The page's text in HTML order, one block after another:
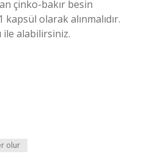
çinko-bakır besin
olarak alınmalıdır.
ile alabilirsiniz.
olur